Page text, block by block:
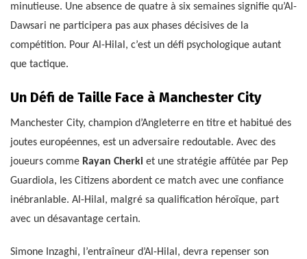
minutieuse. Une absence de quatre à six semaines signifie qu’Al-
Dawsari ne participera pas aux phases décisives de la
compétition. Pour Al-Hilal, c’est un défi psychologique autant
que tactique.
Un Défi de Taille Face à Manchester City
Manchester City, champion d’Angleterre en titre et habitué des
joutes européennes, est un adversaire redoutable. Avec des
joueurs comme Rayan Cherki et une stratégie affûtée par Pep
Guardiola, les Citizens abordent ce match avec une confiance
inébranlable. Al-Hilal, malgré sa qualification héroïque, part
avec un désavantage certain.
Simone Inzaghi, l’entraîneur d’Al-Hilal, devra repenser son